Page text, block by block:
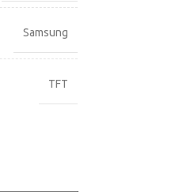
Samsung
TFT